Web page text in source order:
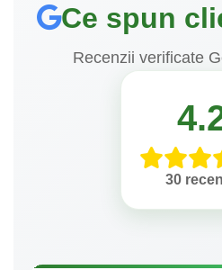
Ce spun
Recenzii verificate
30